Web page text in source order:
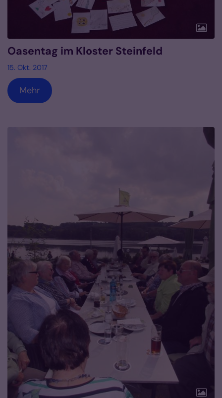
Oasentag im Kloster Steinfeld
15. Okt. 2017
Mehr